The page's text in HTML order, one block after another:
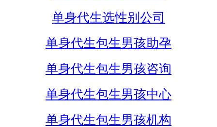
单身代生选性别公司
单身代生包生男孩助孕
单身代生包生男孩咨询
单身代生包生男孩中心
单身代生包生男孩机构